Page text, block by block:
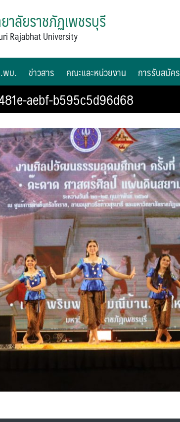
าลัยราชภัฏเพชรบุรี
Rajabhat University
พบ. ข่าวสาร คณะและหน่วยงาน การรับสมัคร
aebf-b595c5d96d68